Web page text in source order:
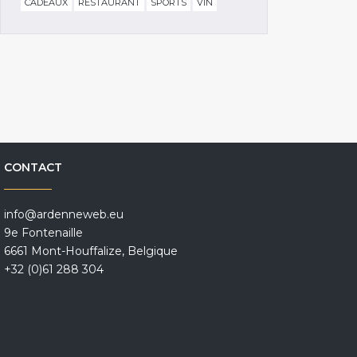
CADEAUX RESTAURANT SPORTS VIN
CONTACT
info@ardenneweb.eu
9e Fontenaille
6661 Mont-Houffalize, Belgique
+32 (0)61 288 304